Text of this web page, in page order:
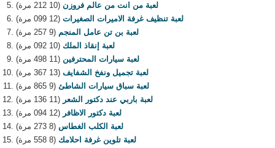
لعبة من انت من عالم فروزن (10 212 مرة)
لعبة تنظيف غرفة الاميرات الصغيرات (12 099 مرة)
لعبة بن تن عامل المنجم (9 257 مرة)
لعبة إنقاذ الملك (10 092 مرة)
لعبة سيارات المحترفين (11 498 مرة)
لعبة تجميل ونفخ الشفايف (13 367 مرة)
لعبة سباق سيارات الشاطئ (9 865 مرة)
لعبة باربي عند دكتور الشعر (11 136 مرة)
لعبة دكتور الاظافر (12 094 مرة)
لعبة الكلب الغطاس (8 273 مرة)
لعبة تلوين غرفة احلامك (8 558 مرة)